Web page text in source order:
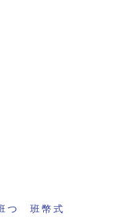
つ 班幣式